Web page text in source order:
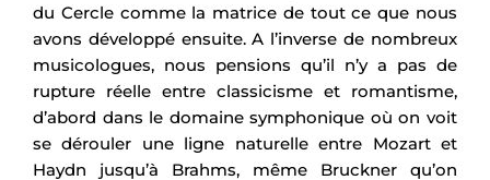
du Cercle comme la matrice de tout ce que nous
avons développé ensuite. A l’inverse de nombreux
musicologues, nous pensions qu’il n’y a pas de
rupture réelle entre classicisme et romantisme,
d’abord dans le domaine symphonique où on voit
se dérouler une ligne naturelle entre Mozart et
Haydn jusqu’à Brahms, même Bruckner qu’on